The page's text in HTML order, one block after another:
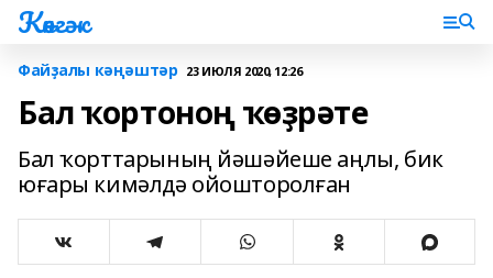
Көнгәк
Файҙалы кәңәштәр 23 ИЮЛЯ 2020, 12:26
Бал ҡортоноң ҡөҙрәте
Бал ҡорттарының йәшәйеше аңлы, бик
юғары кимәлдә ойошторолған